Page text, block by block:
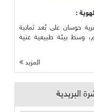
:
حوسان على بُعد ثمانية
وسط بيئة طبيعية غنية
المزيد
البريدية